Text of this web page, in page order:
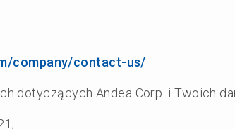
company/contact-us/
dotyczących Andea Corp. i Twoich